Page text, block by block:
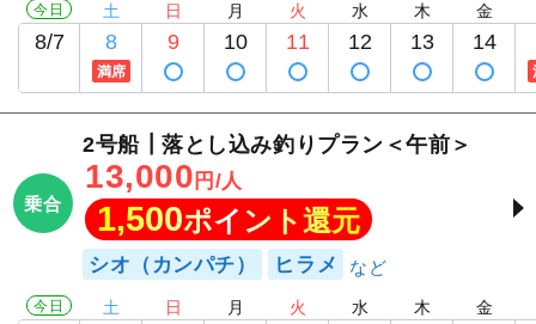
今日
8/7
土
8
満席
日
9
月
10
火
11
水
12
木
13
金
14
乗合
2号船┃落とし込み釣りプラン＜午前＞
13,000 円/人
1,500ポイント還元
シオ（カンパチ） ヒラメ
今日 土 日 月 火 水 木 金